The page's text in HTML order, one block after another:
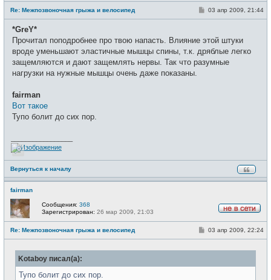
е
в
с
Re: Межпозвоночная грыжа и велосипед
С
щ
н
и
е
03 апр 2009, 21:44
*GreY*
Прочитал поподробнее про твою напасть. Влияние этой штуки
вроде уменьшают эластичные мышцы спины, т.к. дряблые легко
защемляются и дают защемлять нервы. Так что разумные
нагрузки на нужные мышцы очень даже показаны.
fairman
Вот такое
Тупо болит до сих пор.
Вернуться к началу
fairman
е
в
с
Сообщения: 368
Зарегистрирован: 26 мар 2009, 21:03
Re: Межпозвоночная грыжа и велосипед
С
б
е
03 апр 2009, 22:24
Kotaboy писал(а):
Тупо болит до сих пор.